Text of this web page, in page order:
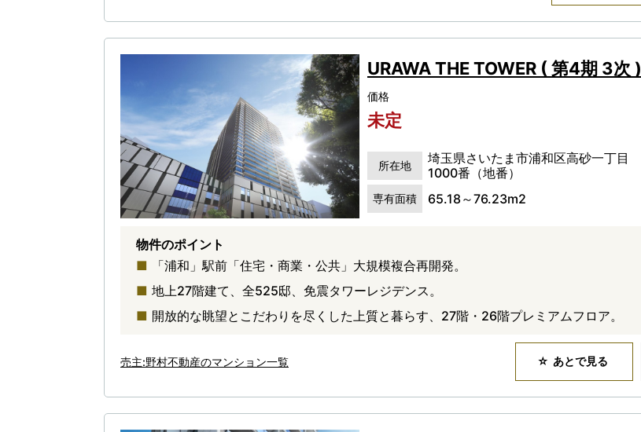
URAWA THE TOWER ( 第4期 3次 )
価格
未定
所在地
埼玉県さいたま市浦和区高砂一丁目
1000番（地番）
専有面積 65.18～76.23m2
物件のポイント
「浦和」駅前「住宅・商業・公共」大規模複合再開発。
地上27階建て、全525邸、免震タワーレジデンス。
開放的な眺望とこだわりを尽くした上質と暮らす、27階・26階プレミアムフロア。
売主:野村不動産のマンション一覧 あとで見る